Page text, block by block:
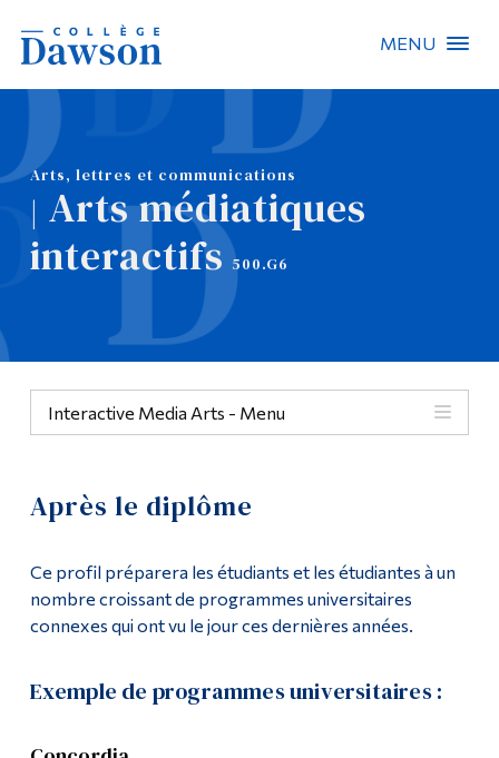
MENU
Arts, lettres et communications
| Arts médiatiques
interactifs 500.G6
Interactive Media Arts - Menu
Demande d'admission
Cours
Contact
Poursuivre la lecture
Après le diplôme
Ce profil préparera les étudiants et les étudiantes à un
nombre croissant de programmes universitaires
connexes qui ont vu le jour ces dernières années.
Exemple de programmes universitaires :
Recherche sur le site
Recherche de personnes
EN
À propos de Dawson
Omnivox
Liens rapides
Liens
Menu principal